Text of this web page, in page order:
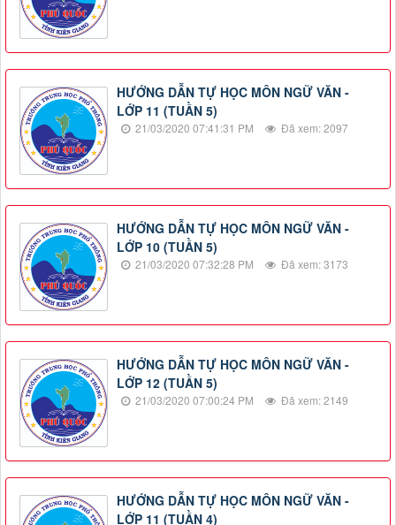
HƯỚNG DẪN TỰ HỌC MÔN NGỮ VĂN -
LỚP 11 (TUẦN 5)
21/03/2020 07:41:31 PM Đã xem: 2097
HƯỚNG DẪN TỰ HỌC MÔN NGỮ VĂN -
LỚP 10 (TUẦN 5)
21/03/2020 07:32:28 PM Đã xem: 3173
HƯỚNG DẪN TỰ HỌC MÔN NGỮ VĂN -
LỚP 12 (TUẦN 5)
21/03/2020 07:00:24 PM Đã xem: 2149
HƯỚNG DẪN TỰ HỌC MÔN NGỮ VĂN -
LỚP 11 (TUẦN 4)